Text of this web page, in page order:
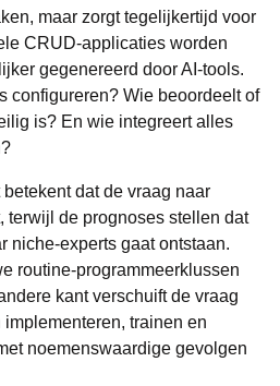
maar zorgt tegelijkertijd voor
CRUD-applicaties worden
gegenereerd door AI-tools.
configureren? Wie beoordeelt of
is? En wie integreert alles
dat de vraag naar
terwijl de prognoses stellen dat
niche-experts gaat ontstaan.
routine-programmeerklussen
kant verschuift de vraag
implementeren, trainen en
noemenswaardige gevolgen